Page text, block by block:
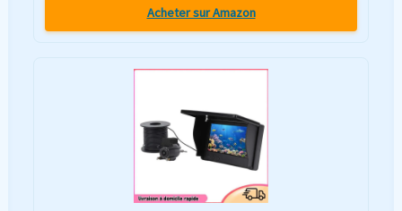
Acheter sur Amazon